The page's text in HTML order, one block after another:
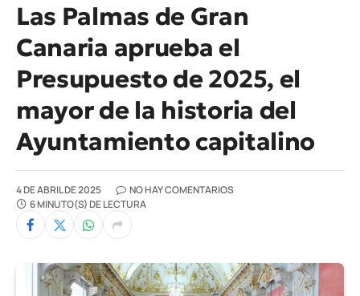
Las Palmas de Gran
Canaria aprueba el
Presupuesto de 2025, el
mayor de la historia del
Ayuntamiento capitalino
4 DE ABRIL DE 2025
NO HAY COMENTARIOS
6 MINUTO(S) DE LECTURA